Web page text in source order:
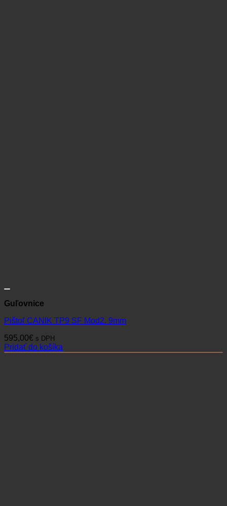
Guľovnice
Pištoľ CANIK TP9 SF Mod2. 9mm
595,00€ s DPH
Pridať do košíka